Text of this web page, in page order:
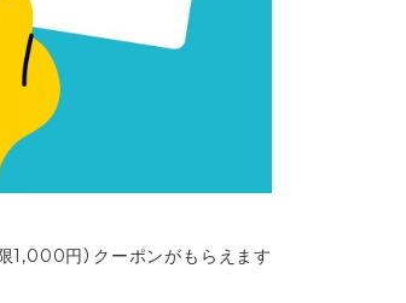
1,000円）クーポンがもらえます